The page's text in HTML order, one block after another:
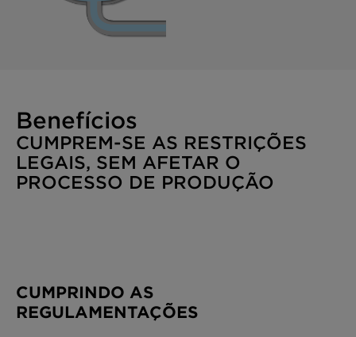
Benefícios
CUMPREM-SE AS RESTRIÇÕES
LEGAIS, SEM AFETAR O
PROCESSO DE PRODUÇÃO
CUMPRINDO AS
REGULAMENTAÇÕES